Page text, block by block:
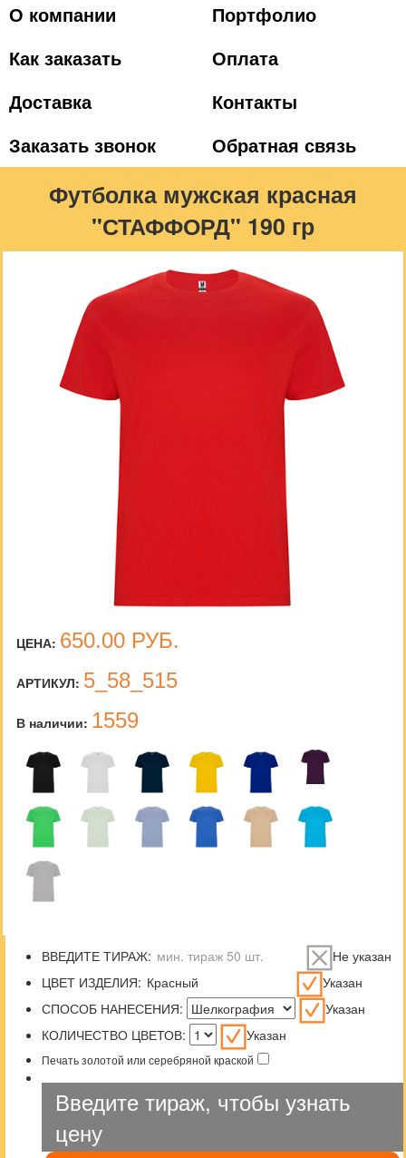
О компании
Портфолио
Как заказать
Оплата
Доставка
Контакты
Заказать звонок
Обратная связь
Футболка мужская красная
"СТАФФОРД" 190 гр
ЦЕНА: 650.00 РУБ.
АРТИКУЛ: 5_58_515
В наличии: 1559
ВВЕДИТЕ ТИРАЖ:
Не указан
ЦВЕТ ИЗДЕЛИЯ:
Указан
СПОСОБ НАНЕСЕНИЯ:
Указан
КОЛИЧЕСТВО ЦВЕТОВ:
Указан
Печать золотой или серебряной краской
Введите тираж, чтобы узнать
цену